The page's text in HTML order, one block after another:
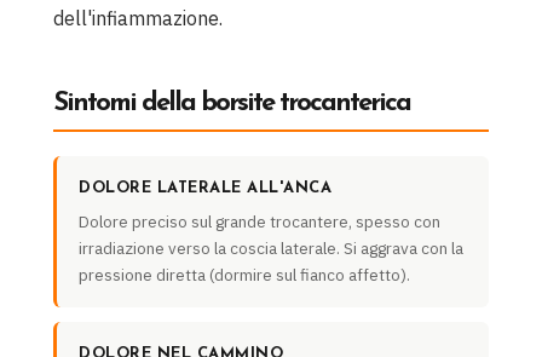
dell'infiammazione.
Sintomi della borsite trocanterica
DOLORE LATERALE ALL'ANCA
Dolore preciso sul grande trocantere, spesso con
irradiazione verso la coscia laterale. Si aggrava con la
pressione diretta (dormire sul fianco affetto).
DOLORE NEL CAMMINO